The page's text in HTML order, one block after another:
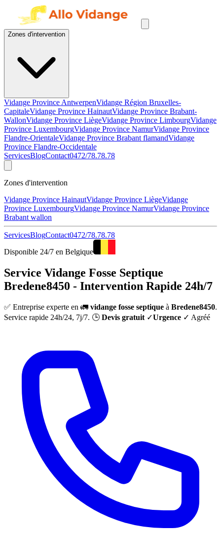
Zones d'intervention
Vidange Province AntwerpenVidange Région Bruxelles-
CapitaleVidange Province HainautVidange Province Brabant-
WallonVidange Province LiègeVidange Province LimbourgVidange
Province LuxembourgVidange Province NamurVidange Province
Flandre-OrientaleVidange Province Brabant flamandVidange
Province Flandre-Occidentale
ServicesBlogContact0472/78.78.78
Zones d'intervention
Vidange Province HainautVidange Province LiègeVidange
Province LuxembourgVidange Province NamurVidange Province
Brabant wallon
ServicesBlogContact0472/78.78.78
Disponible 24/7 en Belgique
Service Vidange Fosse Septique
Bredene8450 - Intervention Rapide 24h/7
✅ Entreprise experte en 🚛 vidange fosse septique à Bredene8450.
Service rapide 24h/24, 7j/7. 🕒 Devis gratuit ✓Urgence ✓ Agréé